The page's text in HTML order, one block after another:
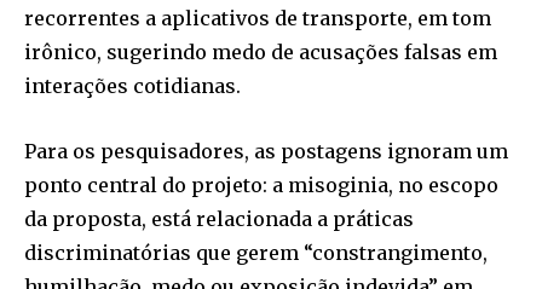
recorrentes a aplicativos de transporte, em tom
irônico, sugerindo medo de acusações falsas em
interações cotidianas.
Para os pesquisadores, as postagens ignoram um
ponto central do projeto: a misoginia, no escopo
da proposta, está relacionada a práticas
discriminatórias que gerem “constrangimento,